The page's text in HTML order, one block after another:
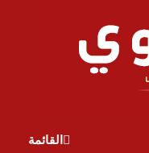
القائمة